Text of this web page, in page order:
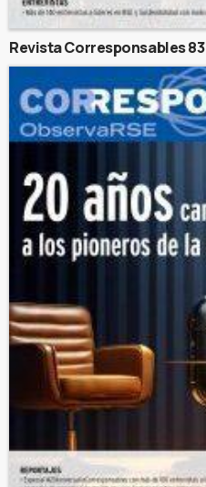
Revista Corresponsables 83